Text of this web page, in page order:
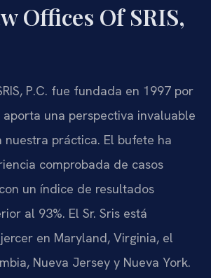
Offices Of SRIS,
P.C. fue fundada en 1997 por
aporta una perspectiva invaluable
nuestra práctica. El bufete ha
comprobada de casos
un índice de resultados
al 93%. El Sr. Sris está
en Maryland, Virginia, el
Nueva Jersey y Nueva York.